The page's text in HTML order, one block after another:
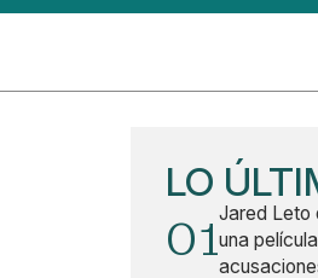
LO
01Jared Leto
una